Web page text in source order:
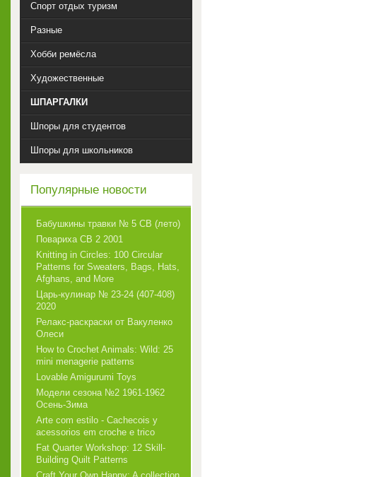
Спорт отдых туризм
Разные
Хобби ремёсла
Художественные
ШПАРГАЛКИ
Шпоры для студентов
Шпоры для школьников
Популярные новости
Бабушкины травки № 5 СВ (лето)
Повариха СВ 2 2001
Knitting in Circles: 100 Circular
Patterns for Sweaters, Bags, Hats,
Afghans, and More
Царь-кулинар № 23-24 (407-408)
2020
Релакс-раскраски от Вакуленко
Олеси
How to Crochet Animals: Wild: 25
mini menagerie patterns
Lovable Amigurumi Toys
Модели сезона №2 1961-1962
Осень-Зима
Arte com estilo - Cachecois у
acessorios em croche e trico
Fat Quarter Workshop: 12 Skill-
Building Quilt Patterns